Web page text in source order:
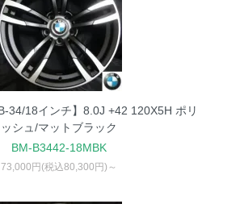
34/18インチ】8.0J +42 120X5H ポリ
ッシュ/マットブラック
BM-B3442-18MBK
73,000円(税込80,300円)～